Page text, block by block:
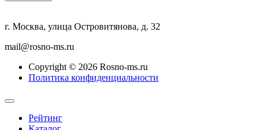
г. Москва, улица Островитянова, д. 32
mail@rosno-ms.ru
Copyright © 2026 Rosno-ms.ru
Политика конфиденциальности
Рейтинг